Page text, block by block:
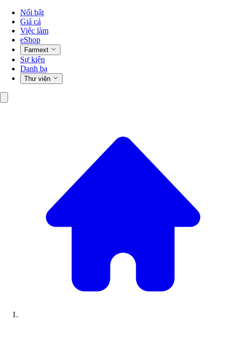
Nổi bật
Giá cả
Việc làm
eShop
Farmext
Sự kiện
Danh bạ
Thư viện